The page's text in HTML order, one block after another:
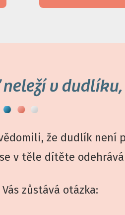
v
že dudlík není
v těle dítěte
zůstává otázka: